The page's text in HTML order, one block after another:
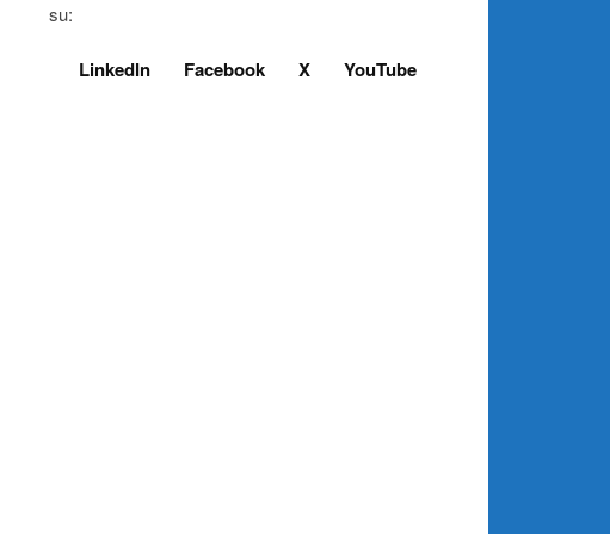
su:
LinkedIn Facebook X YouTube